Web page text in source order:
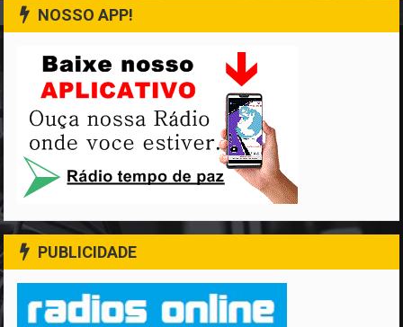
NOSSO APP!
PUBLICIDADE